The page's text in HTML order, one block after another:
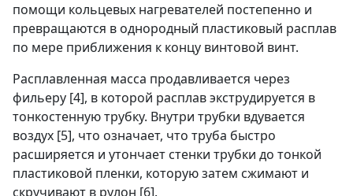
помощи кольцевых нагревателей постепенно и
превращаются в однородный пластиковый расплав
по мере приближения к концу винтовой винт.
Расплавленная масса продавливается через
фильеру [4], в которой расплав экструдируется в
тонкостенную трубку. Внутри трубки вдувается
воздух [5], что означает, что труба быстро
расширяется и утончает стенки трубки до тонкой
пластиковой пленки, которую затем сжимают и
скручивают в рулон [6].